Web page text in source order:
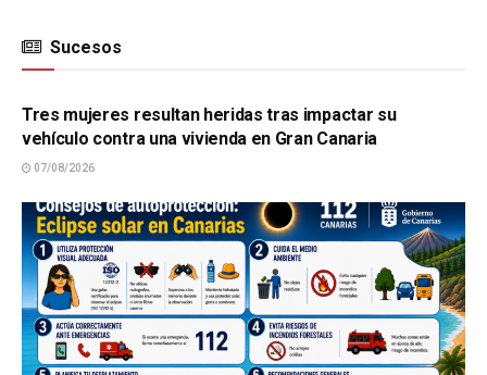
Sucesos
SUCESOS
Tres mujeres resultan heridas tras impactar su
vehículo contra una vivienda en Gran Canaria
07/08/2026